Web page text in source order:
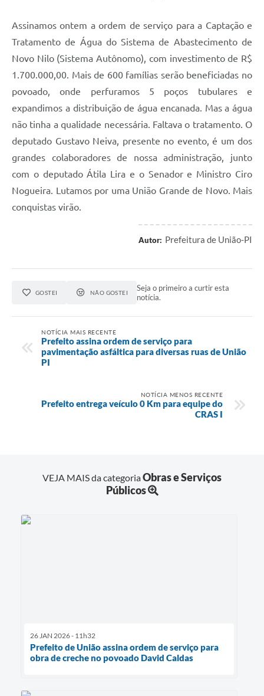
Assinamos ontem a ordem de serviço para a Captação e
Tratamento de Água do Sistema de Abastecimento de
Novo Nilo (Sistema Autônomo), com investimento de R$
1.700.000,00. Mais de 600 famílias serão beneficiadas no
povoado, onde perfuramos 5 poços tubulares e
expandimos a distribuição de água encanada. Mas a água
não tinha a qualidade necessária. Faltava o tratamento. O
deputado Gustavo Neiva, presente no evento, é um dos
grandes colaboradores de nossa administração, junto
com o deputado Átila Lira e o Senador e Ministro Ciro
Nogueira. Lutamos por uma União Grande de Novo. Mais
conquistas virão.
Autor: Prefeitura de União-PI
GOSTEI NÃO GOSTEI
Seja o primeiro a curtir esta
notícia.
NOTÍCIA MAIS RECENTE
Prefeito assina ordem de serviço para
pavimentação asfáltica para diversas ruas de União
PI
NOTÍCIA MENOS RECENTE
Prefeito entrega veículo 0 Km para equipe do
CRAS I
VEJA MAIS da categoriaObras e Serviços
Públicos
26 JAN 2026 - 11h32
Prefeito de União assina ordem de serviço para
obra de creche no povoado David Caldas